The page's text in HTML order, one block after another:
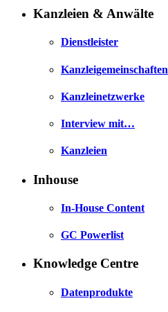
Kanzleien & Anwälte
Dienstleister
Kanzleigemeinschaften
Kanzleinetzwerke
Interview mit…
Kanzleien
Inhouse
In-House Content
GC Powerlist
Knowledge Centre
Datenprodukte